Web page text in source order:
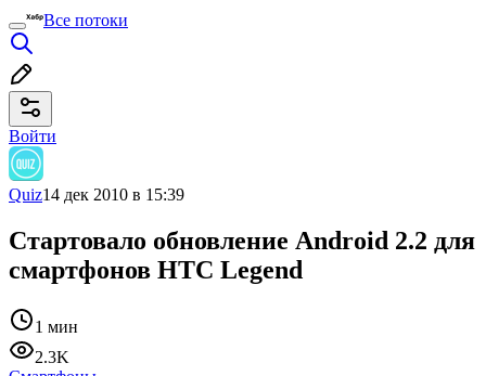
Все потоки
Войти
Quiz14 дек 2010 в 15:39
Стартовало обновление Android 2.2 для
смартфонов HTC Legend
1 мин
2.3K